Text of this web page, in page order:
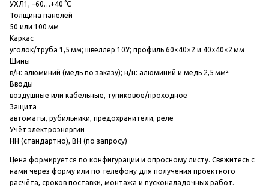
УХЛ1, –60…+40 °C
Толщина панелей
50 или 100 мм
Каркас
уголок/труба 1,5 мм; швеллер 10У; профиль 60×40×2 и 40×40×2 мм
Шины
в/н: алюминий (медь по заказу); н/н: алюминий и медь 2,5 мм²
Вводы
воздушные или кабельные, тупиковое/проходное
Защита
автоматы, рубильники, предохранители, реле
Учёт электроэнергии
НН (стандартно), ВН (по запросу)
Цена формируется по конфигурации и опросному листу. Свяжитесь с
нами через форму или по телефону для получения проектного
расчёта, сроков поставки, монтажа и пусконаладочных работ.